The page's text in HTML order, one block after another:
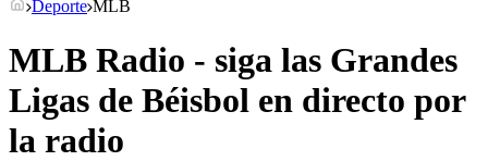
Deporte MLB
MLB Radio - siga las Grandes
Ligas de Béisbol en directo por
la radio